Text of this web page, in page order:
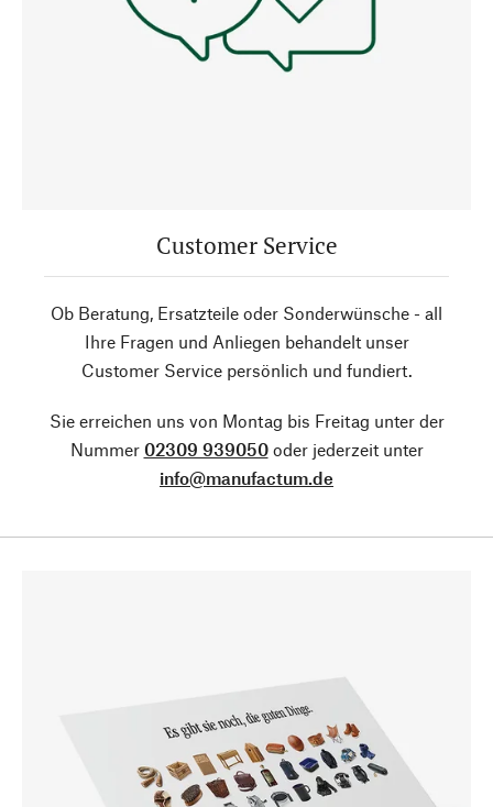
Customer Service
Ob Beratung, Ersatzteile oder Sonderwünsche - all
Ihre Fragen und Anliegen behandelt unser
Customer Service persönlich und fundiert.
Sie erreichen uns von Montag bis Freitag unter der
Nummer 02309 939050oder jederzeit unter
info@manufactum.de